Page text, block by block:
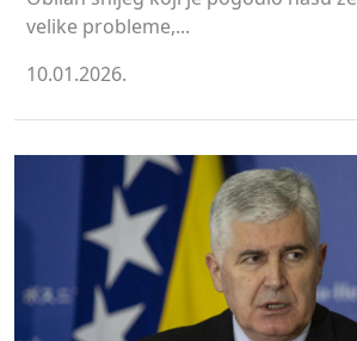
velike probleme,...
10.01.2026.